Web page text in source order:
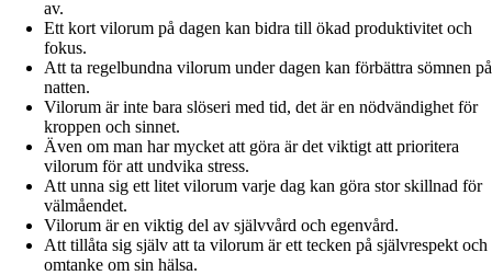
av.
Ett kort vilorum på dagen kan bidra till ökad produktivitet och
fokus.
Att ta regelbundna vilorum under dagen kan förbättra sömnen på
natten.
Vilorum är inte bara slöseri med tid, det är en nödvändighet för
kroppen och sinnet.
Även om man har mycket att göra är det viktigt att prioritera
vilorum för att undvika stress.
Att unna sig ett litet vilorum varje dag kan göra stor skillnad för
välmåendet.
Vilorum är en viktig del av självvård och egenvård.
Att tillåta sig själv att ta vilorum är ett tecken på självrespekt och
omtanke om sin hälsa.